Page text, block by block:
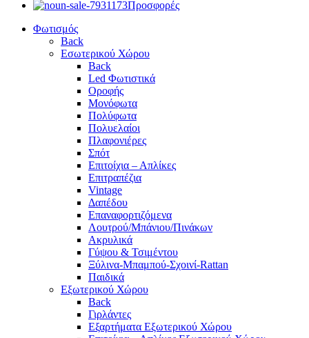
Προσφορές
Φωτισμός
Back
Εσωτερικού Χώρου
Back
Led Φωτιστικά
Οροφής
Μονόφωτα
Πολύφωτα
Πολυελαίοι
Πλαφονιέρες
Σπότ
Επιτοίχια – Απλίκες
Επιτραπέζια
Vintage
Δαπέδου
Επαναφορτιζόμενα
Λουτρού/Μπάνιου/Πινάκων
Ακρυλικά
Γύψου & Τσιμέντου
Ξύλινα-Μπαμπού-Σχοινί-Rattan
Παιδικά
Εξωτερικού Χώρου
Back
Γιρλάντες
Εξαρτήματα Εξωτερικού Χώρου